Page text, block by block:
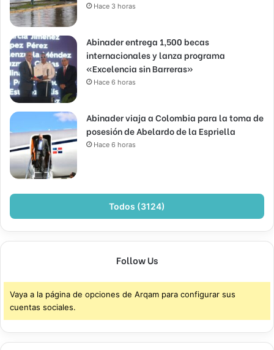
Hace 3 horas
Abinader entrega 1,500 becas
internacionales y lanza programa
«Excelencia sin Barreras»
Hace 6 horas
Abinader viaja a Colombia para la toma de
posesión de Abelardo de la Espriella
Hace 6 horas
Todos (3124)
Follow Us
Vaya a la página de opciones de Arqam para configurar sus
cuentas sociales.